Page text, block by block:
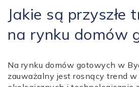
Jakie są przyszłe
na rynku domów
Na rynku domów gotowych w
zauważalny jest rosnący trend w